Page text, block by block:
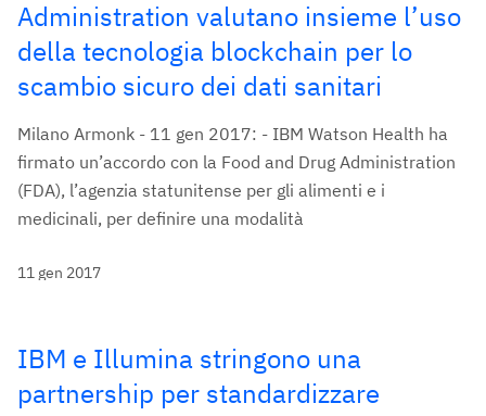
Administration valutano insieme l’uso
della tecnologia blockchain per lo
scambio sicuro dei dati sanitari
Milano Armonk - 11 gen 2017: - IBM Watson Health ha
firmato un’accordo con la Food and Drug Administration
(FDA), l’agenzia statunitense per gli alimenti e i
medicinali, per definire una modalità
11 gen 2017
IBM e Illumina stringono una
partnership per standardizzare